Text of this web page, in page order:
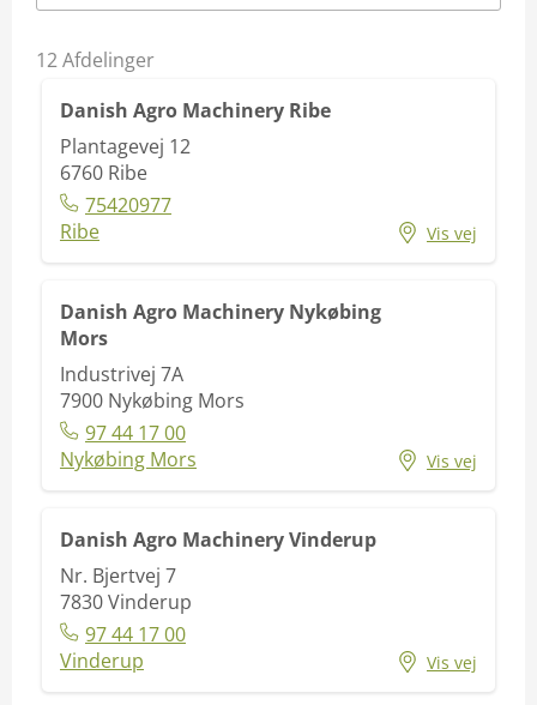
12Afdelinger
Danish Agro Machinery Ribe
Plantagevej 12
6760 Ribe
75420977
Ribe
Vis vej
Danish Agro Machinery Nykøbing
Mors
Industrivej 7A
7900 Nykøbing Mors
97 44 17 00
Nykøbing Mors
Vis vej
Danish Agro Machinery Vinderup
Nr. Bjertvej 7
7830Vinderup
97 44 17 00
Vinderup
Vis vej